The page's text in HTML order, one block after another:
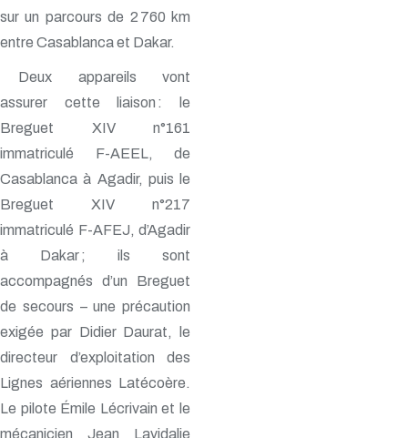
sur un parcours de 2 760 km
entre Casablanca et Dakar.
Deux appareils vont
assurer cette liaison : le
Breguet XIV n°161
immatriculé F-AEEL, de
Casablanca à Agadir, puis le
Breguet XIV n°217
immatriculé F-AFEJ, d’Agadir
à Dakar ; ils sont
accompagnés d’un Breguet
de secours – une précaution
exigée par Didier Daurat, le
directeur d’exploitation des
Lignes aériennes Latécoère.
Le pilote Émile Lécrivain et le
mécanicien Jean Lavidalie